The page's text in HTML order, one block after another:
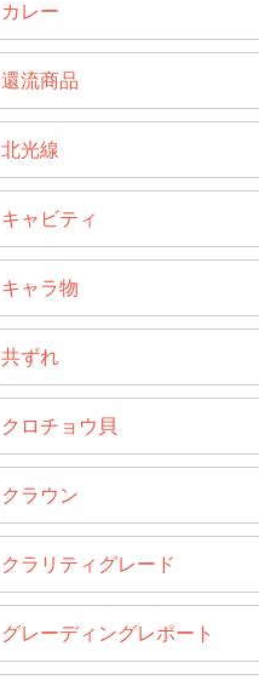
カレー
還流商品
北光線
キャビティ
キャラ物
共ずれ
クロチョウ貝
クラウン
クラリティグレード
グレーディングレポート